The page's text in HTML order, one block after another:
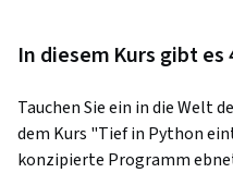
In diesem Kurs gibt es
Tauchen Sie ein in die Welt
dem Kurs "Tief in Python
konzipierte Programm